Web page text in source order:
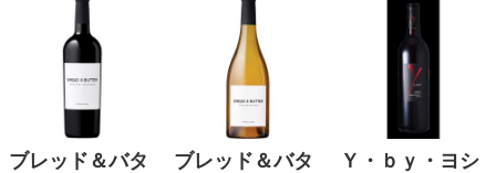
ブレッド＆バタ
ブレッド＆バタ
Ｙ・ｂｙ・ヨシ